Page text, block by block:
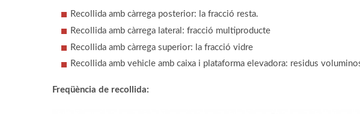
Recollida amb càrrega posterior: la fracció resta.
Recollida amb càrrega lateral: fracció multiproducte
Recollida amb càrrega superior: la fracció vidre
Recollida amb vehicle amb caixa i plataforma elevadora: residus
Freqüència de recollida: